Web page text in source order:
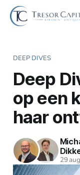
DEEP DIVES
Deep
op een
haar
29